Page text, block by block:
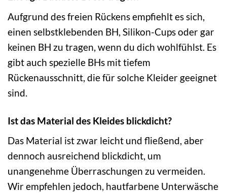
Aufgrund des freien Rückens empfiehlt es sich,
einen selbstklebenden BH, Silikon-Cups oder gar
keinen BH zu tragen, wenn du dich wohlfühlst. Es
gibt auch spezielle BHs mit tiefem
Rückenausschnitt, die für solche Kleider geeignet
sind.
Ist das Material des Kleides blickdicht?
Das Material ist zwar leicht und fließend, aber
dennoch ausreichend blickdicht, um
unangenehme Überraschungen zu vermeiden.
Wir empfehlen jedoch, hautfarbene Unterwäsche